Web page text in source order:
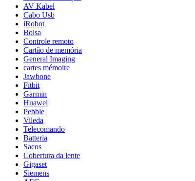
AV Kabel
Cabo Usb
iRobot
Bolsa
Controle remoto
Cartão de memória
General Imaging
cartes mémoire
Jawbone
Fitbit
Garmin
Huawei
Pebble
Vileda
Telecomando
Batteria
Sacos
Cobertura da lente
Gigaset
Siemens